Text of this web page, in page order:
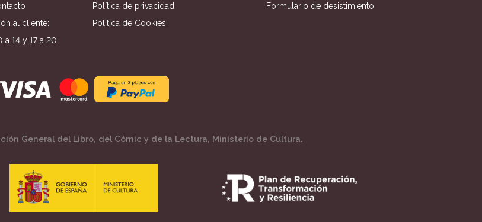
al cliente:
a 14 y 17 a 20
Política de privacidad
Política de Cookies
Formulario de desistimiento
General del Libro, del Cómic y de la Lectura, Ministerio de Cultura.